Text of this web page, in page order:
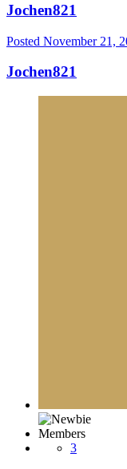
Jochen821
Posted November 21,
Jochen821
Members
3